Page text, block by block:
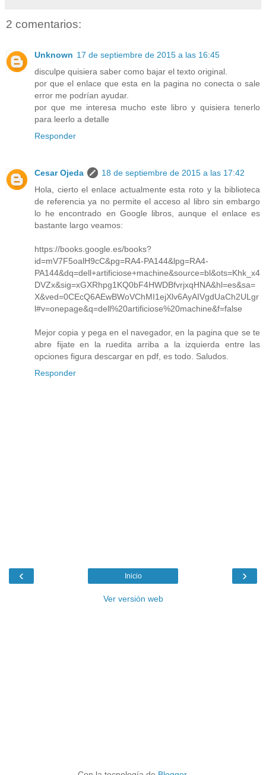
2 comentarios:
Unknown 17 de septiembre de 2015 a las 16:45
disculpe quisiera saber como bajar el texto original.
por que el enlace que esta en la pagina no conecta o sale
error me podrían ayudar.
por que me interesa mucho este libro y quisiera tenerlo
para leerlo a detalle
Responder
Cesar Ojeda
18 de septiembre de 2015 a las 17:42
Hola, cierto el enlace actualmente esta roto y la biblioteca
de referencia ya no permite el acceso al libro sin embargo
lo he encontrado en Google libros, aunque el enlace es
bastante largo veamos:
https://books.google.es/books?
id=mV7F5oalH9cC&pg=RA4-PA144&lpg=RA4-
PA144&dq=dell+artificiose+machine&source=bl&ots=Khk_x4
DVZx&sig=xGXRhpg1KQ0bF4HWDBfvrjxqHNA&hl=es&sa=
X&ved=0CEcQ6AEwBWoVChMI1ejXlv6AyAIVgdUaCh2ULgr
l#v=onepage&q=dell%20artificiose%20machine&f=false
Mejor copia y pega en el navegador, en la pagina que se te
abre fijate en la ruedita arriba a la izquierda entre las
opciones figura descargar en pdf, es todo. Saludos.
Responder
‹ ›
Inicio
Ver versión web